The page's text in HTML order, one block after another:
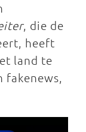
, die de
heeft
land te
fakenews,